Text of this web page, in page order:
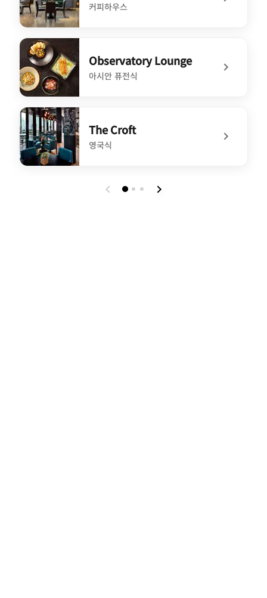
커피하우스
undefined Counter Culture Café
Observatory Lounge
아시안 퓨전식
undefined Observatory Lounge
The Croft
영국식
undefined The Croft